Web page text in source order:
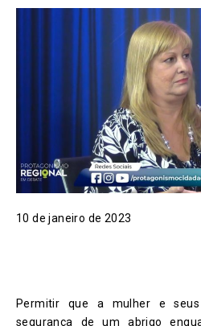
10 de janeiro de 2023
Permitir que a mulher e
segurança de um abrigo